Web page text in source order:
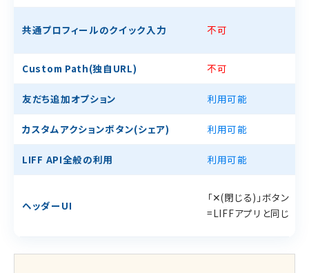
共通プロフィールのクイック入力 不可
Custom Path(独自URL) 不可
友だち追加オプション 利用可能
カスタムアクションボタン(シェア) 利用可能
LIFF API全般の利用 利用可能
ヘッダーUI
「✕(閉じる)」ボタン
=LIFFアプリと同じ